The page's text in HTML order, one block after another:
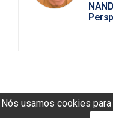
Nós usamos cookies